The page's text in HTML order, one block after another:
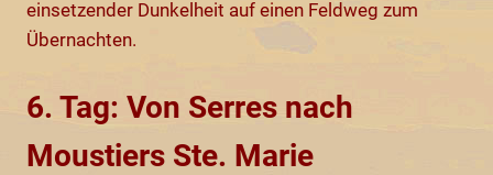
einsetzender Dunkelheit auf einen Feldweg zum
Übernachten.
6. Tag: Von Serres nach
Moustiers Ste. Marie